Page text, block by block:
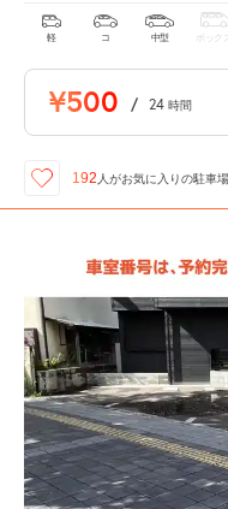
軽 コ 中型 ボック
¥500 / 24 時間
192 人がお気に入りの駐車場